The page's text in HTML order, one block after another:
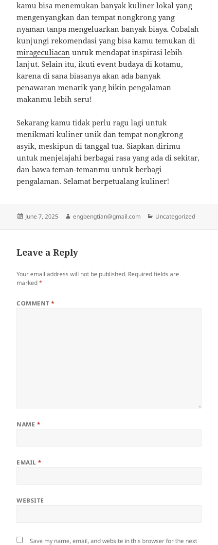
kamu bisa menemukan banyak kuliner lokal yang
mengenyangkan dan tempat nongkrong yang
nyaman tanpa mengeluarkan banyak biaya. Cobalah
kunjungi rekomendasi yang bisa kamu temukan di
mirageculiacan untuk mendapat inspirasi lebih
lanjut. Selain itu, ikuti event budaya di kotamu,
karena di sana biasanya akan ada banyak
penawaran menarik yang bikin pengalaman
makanmu lebih seru!
Sekarang kamu tidak perlu ragu lagi untuk
menikmati kuliner unik dan tempat nongkrong
asyik, meskipun di tanggal tua. Siapkan dirimu
untuk menjelajahi berbagai rasa yang ada di sekitar,
dan bawa teman-temanmu untuk berbagi
pengalaman. Selamat berpetualang kuliner!
Posted
June 7, 2025 Author
engbengtian@gmail.com Categories
Uncategorized
Leave a Reply
Your email address will not be published. Required fields are
marked*
COMMENT*
NAME *
EMAIL*
WEBSITE
Save my name, email, and website in this browser for the next